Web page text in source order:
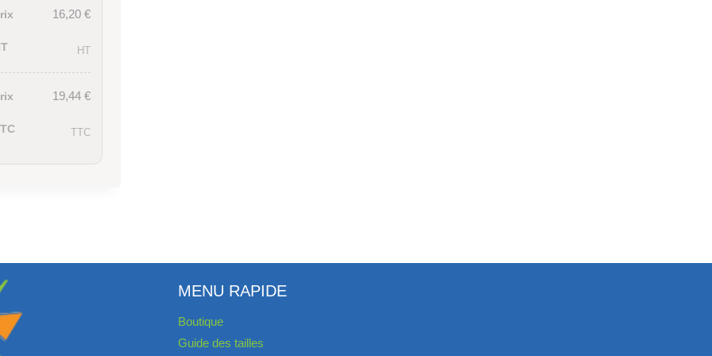
16,20 €
HT
19,44 €
TTC
MENU RAPIDE
Boutique
Guide des tailles